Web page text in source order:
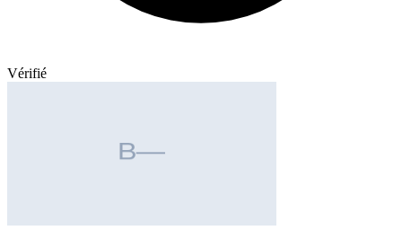
Vérifié